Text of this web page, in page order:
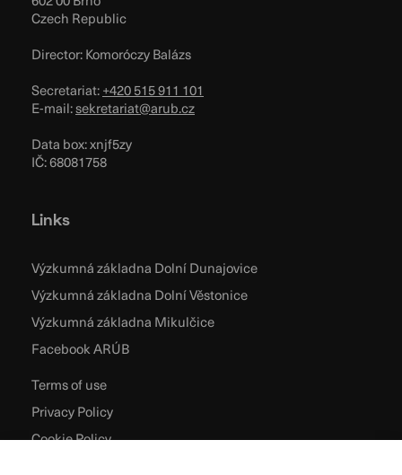
Czech Republic
Director: Komoróczy Balázs
Secretariat:+420 515 911 101
E-mail:sekretariat@arub.cz
Data box: xnjf5zy
IČ: 68081758
Links
Výzkumná základna Dolní Dunajovice
Výzkumná základna Dolní Věstonice
Výzkumná základna Mikulčice
Facebook ARÚB
Terms of use
Privacy Policy
Cookie Policy